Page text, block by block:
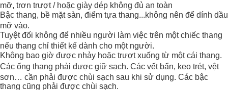
mỡ, trơn trượt / hoặc giày dép không đủ an toàn
Bậc thang, bề mặt sàn, điểm tựa thang...không nên để dính dầu
mỡ vào.
Tuyệt đối không để nhiều người làm việc trên một chiếc thang
nếu thang chỉ thiết kế dành cho một người.
Không bao giờ được nhảy hoặc trượt xuống từ một cái thang.
Các ống thang phải được giữ sạch. Các vết bẩn, keo trét, vệt
sơn… cần phải được chùi sạch sau khi sử dụng. Các bậc
thang cũng phải được chùi sạch.